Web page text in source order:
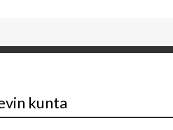
kunta